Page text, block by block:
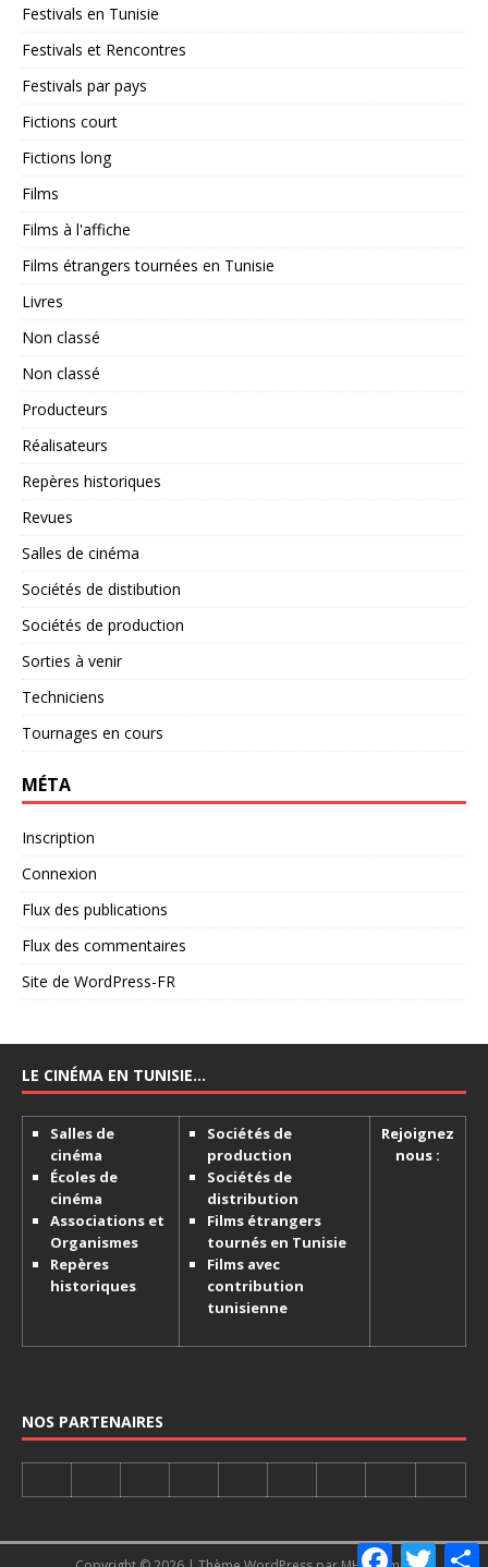
Festivals en Tunisie
Festivals et Rencontres
Festivals par pays
Fictions court
Fictions long
Films
Films à l'affiche
Films étrangers tournées en Tunisie
Livres
Non classé
Non classé
Producteurs
Réalisateurs
Repères historiques
Revues
Salles de cinéma
Sociétés de distibution
Sociétés de production
Sorties à venir
Techniciens
Tournages en cours
MÉTA
Inscription
Connexion
Flux des publications
Flux des commentaires
Site de WordPress-FR
LE CINÉMA EN TUNISIE…
Salles de
cinéma
Écoles de
cinéma
Associations et
Organismes
Repères
historiques
Sociétés de
production
Sociétés de
distribution
Films étrangers
tournés en Tunisie
Films avec
contribution
tunisienne
Rejoignez
nous :
NOS PARTENAIRES
F
T
P